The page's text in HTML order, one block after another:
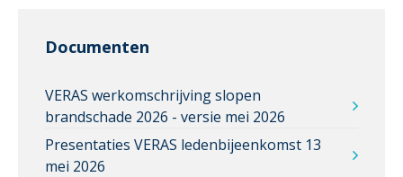
Documenten
VERAS werkomschrijving slopen
brandschade 2026 - versie mei 2026
Presentaties VERAS ledenbijeenkomst 13
mei 2026